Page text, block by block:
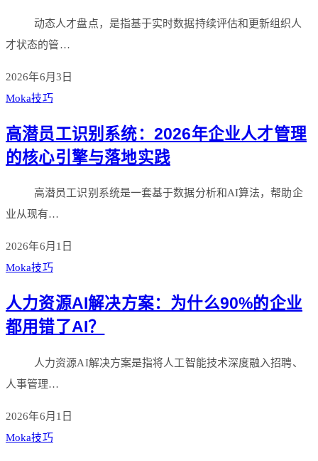
动态人才盘点，是指基于实时数据持续评估和更新组织人
才状态的管…
2026年6月3日
Moka技巧
高潜员工识别系统：2026年企业人才管理
的核心引擎与落地实践
高潜员工识别系统是一套基于数据分析和AI算法，帮助企
业从现有…
2026年6月1日
Moka技巧
人力资源AI解决方案：为什么90%的企业
都用错了AI？
人力资源AI解决方案是指将人工智能技术深度融入招聘、
人事管理…
2026年6月1日
Moka技巧